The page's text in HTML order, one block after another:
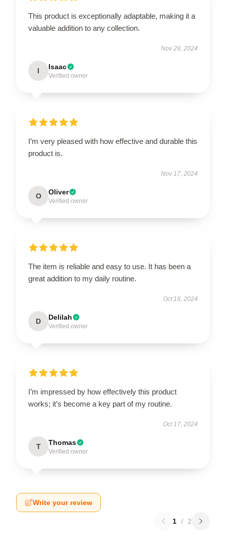
This product is exceptionally adaptable, making it a
valuable addition to any collection.
Nov 29, 2024
I Isaac
Verified owner
I’m very pleased with how effective and durable this
product is.
Nov 17, 2024
O Oliver
Verified owner
The item is reliable and easy to use. It has been a
great addition to my daily routine.
Oct 18, 2024
D Delilah
Verified owner
I’m impressed by how effectively this product
works; it’s become a key part of my routine.
Oct 17, 2024
T Thomas
Verified owner
Write your review
1 / 2